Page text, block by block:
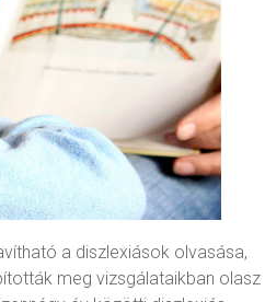
a diszlexiások olvasása,
meg vizsgálataikban olasz